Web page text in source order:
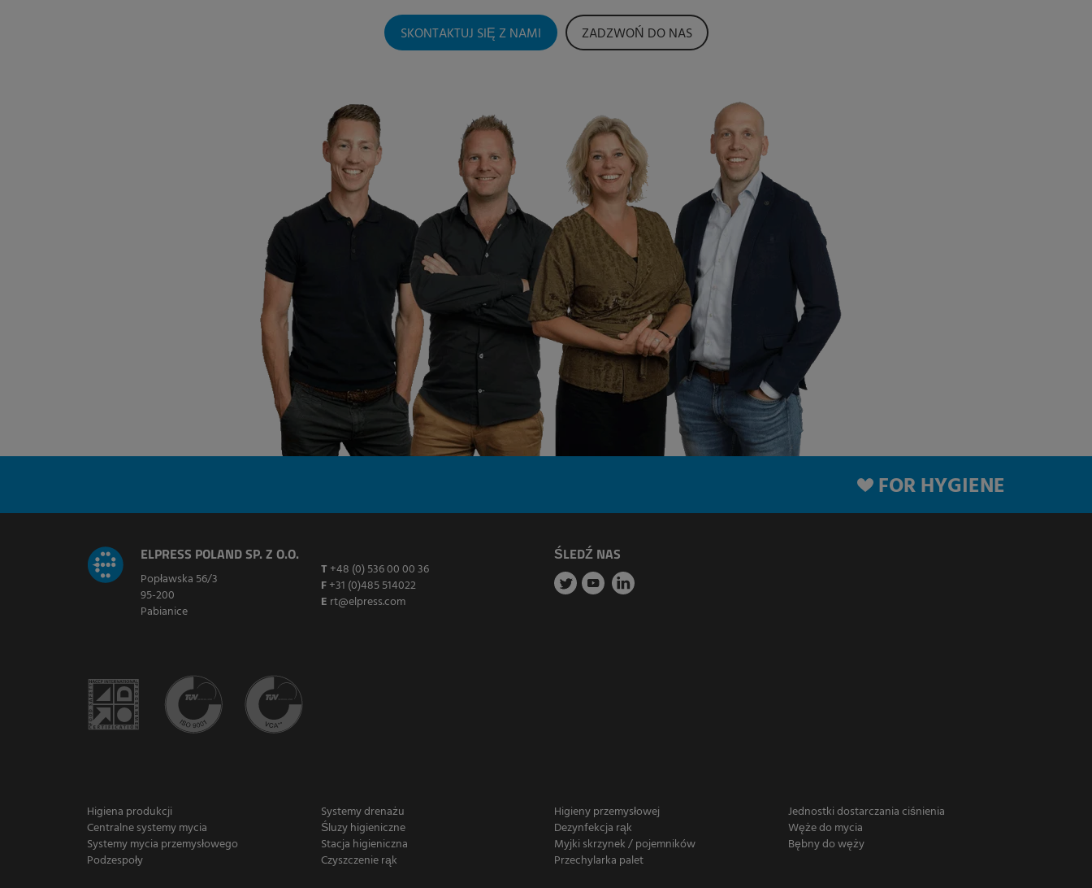
SKONTAKTUJ SIĘ Z NAMI ZADZWOŃ DO NAS
FOR HYGIENE
ELPRESS POLAND SP. Z O.O.
Popławska 56/3
95-200
Pabianice
T +48 (0) 536 00 00 36
F+31 (0)485 514022
E rt@elpress.com
ŚLEDŹ NAS
Higiena produkcji
Centralne systemy mycia
Systemy mycia przemysłowego
Podzespoły
Systemy drenażu
Śluzy higieniczne
Stacja higieniczna
Czyszczenie rąk
Higieny przemysłowej
Dezynfekcja rąk
Myjki skrzynek / pojemników
Przechylarka palet
Jednostki dostarczania ciśnienia
Węże do mycia
Bębny do węży